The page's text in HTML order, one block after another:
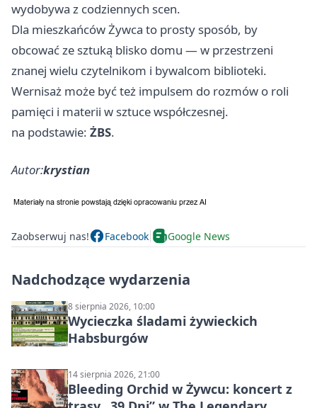
wydobywa z codziennych scen.
Dla mieszkańców Żywca to prosty sposób, by
obcować ze sztuką blisko domu — w przestrzeni
znanej wielu czytelnikom i bywalcom biblioteki.
Wernisaż może być też impulsem do rozmów o roli
pamięci i materii w sztuce współczesnej.
na podstawie: ŻBS.
Autor:krystian
Zaobserwuj nas! Facebook Google News
Nadchodzące wydarzenia
8 sierpnia 2026, 10:00
Wycieczka śladami żywieckich
Habsburgów
14 sierpnia 2026, 21:00
Bleeding Orchid w Żywcu: koncert z